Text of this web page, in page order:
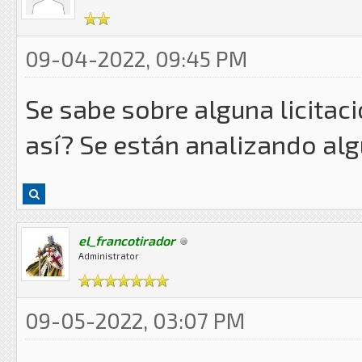
09-04-2022, 09:45 PM
Se sabe sobre alguna
así? Se están analizando
el_francotirador
Administrator
09-05-2022, 03:07 PM